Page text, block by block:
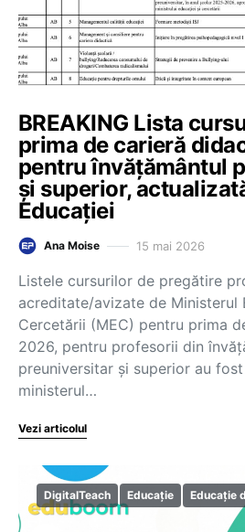
BREAKING Lista
prima de carieră
pentru învățământul
și superior,
Educației
Ana Moise 15 mai 2026
Listele cursurilor de pregătire
acreditate/avizate de Ministerul
Cercetării (MEC) pentru prima
2026, pentru profesorii din
preuniversitar și superior au
ministerul…
Vezi articolul
DigitalTeach Educație Educație